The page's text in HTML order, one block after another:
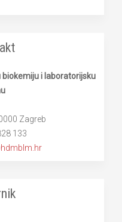
i laboratorijsku
Zagreb
133